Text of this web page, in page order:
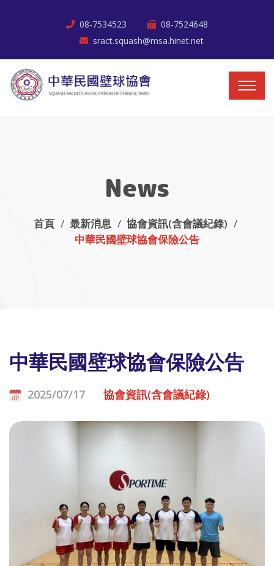
08-7534523
08-7524648
sract.squash@msa.hinet.net
News
首頁 最新消息 協會資訊(含會議紀錄)
中華民國壁球協會保險公告
中華民國壁球協會保險公告
2025/07/17 協會資訊(含會議紀錄)